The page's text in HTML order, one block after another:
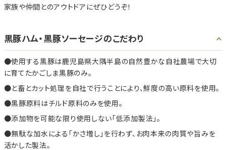
家族や仲間とのアウトドアにぜひどうぞ！
黒豚ハム・黒豚ソーセージのこだわり
使用する黒豚は鹿児島県大隅半島の自然豊かな自社農場で大切
に育てたかごしま黒豚のみ。
と畜とカット処理を自社で行うことにより、鮮度の高い原料を使用。
黒豚原料はチルド原料のみを使用。
添加物を可能な限り使用しない「低添加製法」。
無駄な加水による「かさ増し」を行わず、お肉本来の肉質や旨みを
活かした製法。